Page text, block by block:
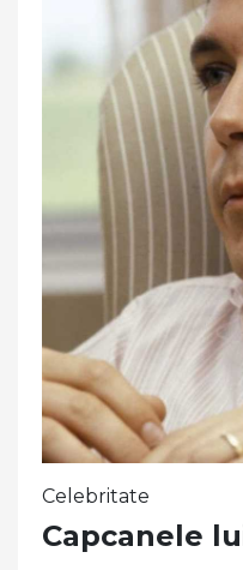
Celebritate
Capcanele